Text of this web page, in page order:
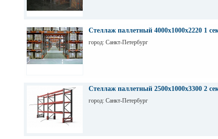
Стеллаж паллетный 4000х1000х2220 1
город: Санкт-Петербург
Стеллаж паллетный 2500х1000х3300 2
город: Санкт-Петербург